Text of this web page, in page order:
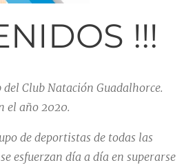
!!!
Club Natación Guadalhorce.
el año 2020.
de deportistas de todas las
esfuerzan día a día en superarse